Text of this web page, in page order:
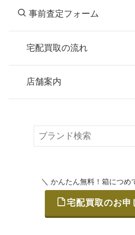
事前査定フォーム
宅配買取の流れ
お申込み
または梱包材不要の「集荷
ご発送
店舗案内
＼ かんたん無料！箱につめ
宅配買取のお申